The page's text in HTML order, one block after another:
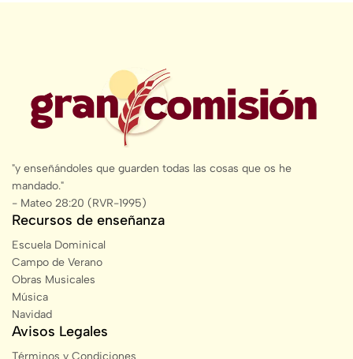
"y enseñándoles que guarden todas las cosas que os he
mandado."
- Mateo 28:20 (RVR-1995)
Recursos de enseñanza
Escuela Dominical
Campo de Verano
Obras Musicales
Música
Navidad
Avisos Legales
Términos y Condiciones